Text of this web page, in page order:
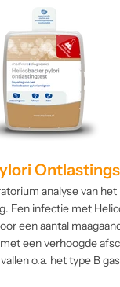
analyse van
Een infectie met
een aantal
een verhoogde
o.a. het type B